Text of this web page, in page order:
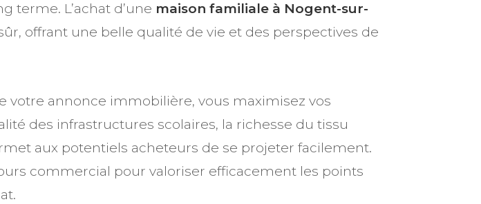
terme. L’achat d’une maison familiale à Nogent-sur-
offrant une belle qualité de vie et des perspectives de
votre annonce immobilière, vous maximisez vos
des infrastructures scolaires, la richesse du tissu
aux potentiels acheteurs de se projeter facilement.
commercial pour valoriser efficacement les points